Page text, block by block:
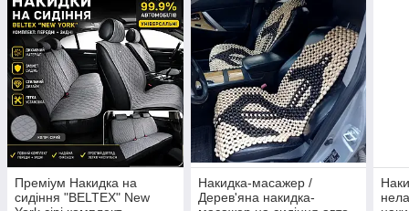
Преміум Накидка на
сидіння "BELTEX" New
Накидка-масажер /
Дерев'яна накидка-